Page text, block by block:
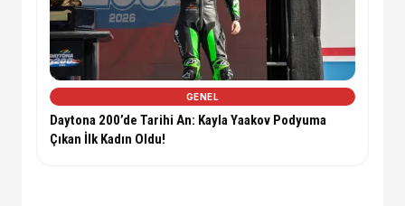
GENEL
Daytona 200’de Tarihi An: Kayla Yaakov Podyuma
Çıkan İlk Kadın Oldu!